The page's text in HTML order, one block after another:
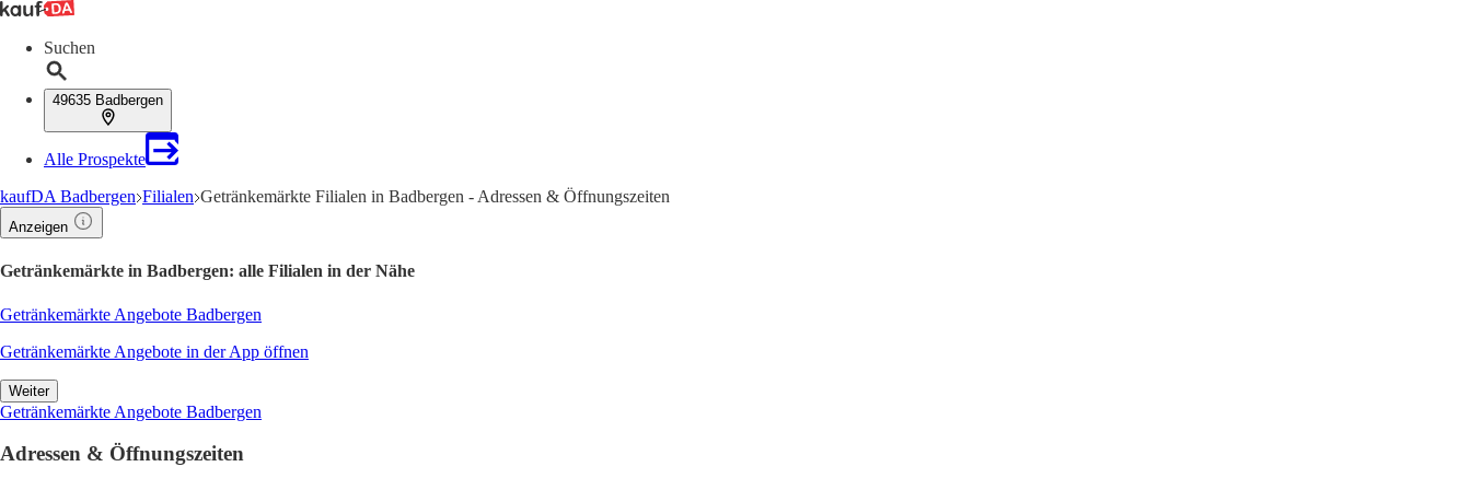
Suchen
49635 Badbergen
Alle Prospekte
kaufDA Badbergen Filialen Getränkemärkte Filialen in Badbergen - Adressen & Öffnungszeiten
Anzeigen
Getränkemärkte in Badbergen: alle Filialen in der Nähe
Getränkemärkte Angebote Badbergen
Getränkemärkte Angebote in der App öffnen
Weiter
Getränkemärkte Angebote Badbergen
Adressen & Öffnungszeiten